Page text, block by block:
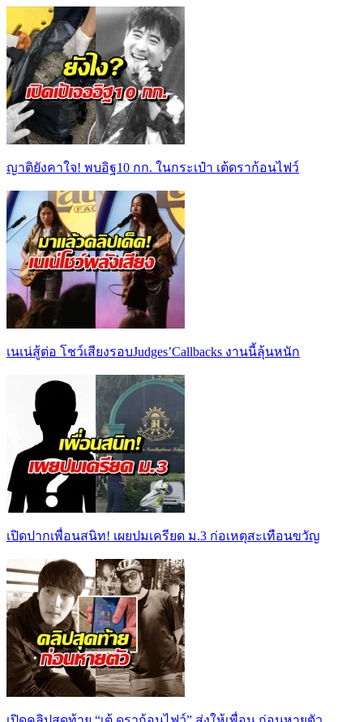
ญาติยังคาใจ! พบอิฐ10 กก. ในกระเป๋า เต้ดราก้อนไฟว์
เนเน่สู้ต่อ โชว์เสียงรอบJudges’Callbacks งานนี้ลุ้นหนัก
เปิดปากเพื่อนสนิท! เผยปมเครียด ม.3 ก่อเหตุสะเทือนขวัญ